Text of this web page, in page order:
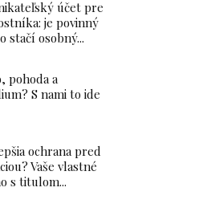
účet pre
je povinný
stačí osobný...
pohoda a
S nami to ide
ochrana pred
Vaše vlastné
s titulom...